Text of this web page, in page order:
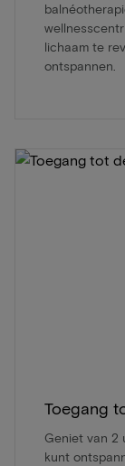
lichaam te
ontspannen.
Toegang
Geniet van 2
kunt